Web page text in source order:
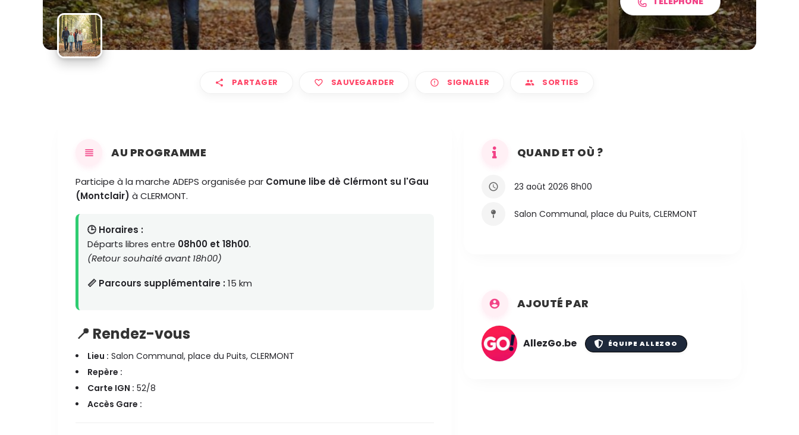
PARTAGER SAUVEGARDER SIGNALER SORTIES
AU PROGRAMME
Participe à la marche ADEPS organisée par Comune libe dè Clérmont su l'Gau
(Montclair) à CLERMONT.
🕒 Horaires :
Départs libres entre 08h00 et 18h00.
(Retour souhaité avant 18h00)
📏 Parcours supplémentaire :15 km
📍 Rendez-vous
Lieu : Salon Communal, place du Puits, CLERMONT
Repère :
Carte IGN : 52/8
Accès Gare :
QUAND ET OÙ ?
23 août 2026 8h00
Salon Communal, place du Puits, CLERMONT
AJOUTÉ PAR
AllezGo.be ÉQUIPE ALLEZGO